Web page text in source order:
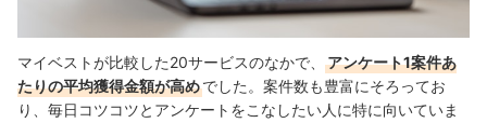
マイベストが比較した20サービスのなかで、
アンケート1案件あ
たりの平均獲得金額が高めでした。案件数も豊富にそろってお
り、毎日コツコツとアンケートをこなしたい人に特に向いていま